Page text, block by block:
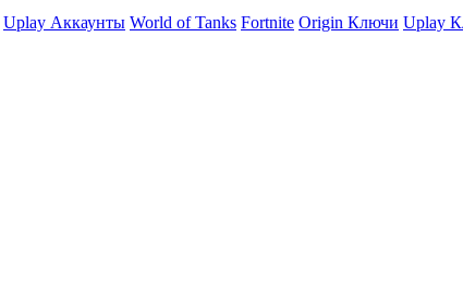
Uplay Аккаунты World of Tanks Fortnite Origin Ключи Uplay